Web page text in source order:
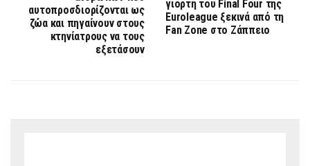
αυτοπροσδιορίζονται ως
ζώα και πηγαίνουν στους
κτηνίατρους να τους
εξετάσουν
γιορτή του Final Four της
Euroleague ξεκινά από τη
Fan Zone στο Ζάππειο